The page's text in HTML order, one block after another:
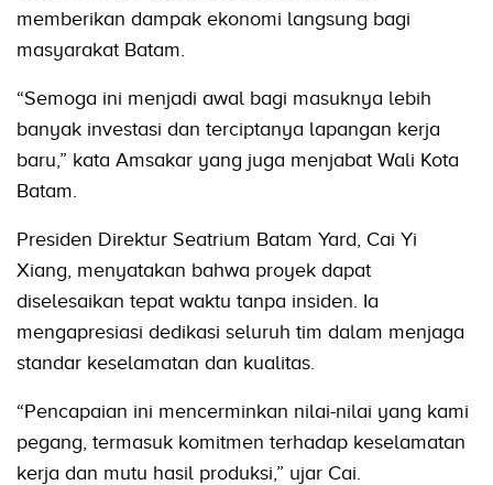
memberikan dampak ekonomi langsung bagi
masyarakat Batam.
“Semoga ini menjadi awal bagi masuknya lebih
banyak investasi dan terciptanya lapangan kerja
baru,” kata Amsakar yang juga menjabat Wali Kota
Batam.
Presiden Direktur Seatrium Batam Yard, Cai Yi
Xiang, menyatakan bahwa proyek dapat
diselesaikan tepat waktu tanpa insiden. Ia
mengapresiasi dedikasi seluruh tim dalam menjaga
standar keselamatan dan kualitas.
“Pencapaian ini mencerminkan nilai-nilai yang kami
pegang, termasuk komitmen terhadap keselamatan
kerja dan mutu hasil produksi,” ujar Cai.